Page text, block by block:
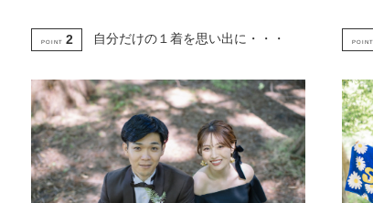
POINT 2 自分だけの１着を思い出に・・・